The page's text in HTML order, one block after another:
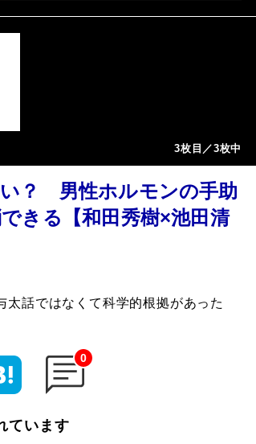
3枚目／3枚中
い？ 男性ホルモンの手助
きる【和田秀樹×池田清
太話ではなくて科学的根拠があった
0
ています